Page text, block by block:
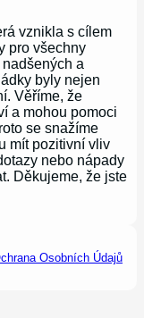
vznikla s cílem
pro všechny
a
byly nejen
Věříme, že
a mohou pomoci
se snažíme
mít pozitivní vliv
nebo nápady
Děkujeme, že jste
Osobních Údajů